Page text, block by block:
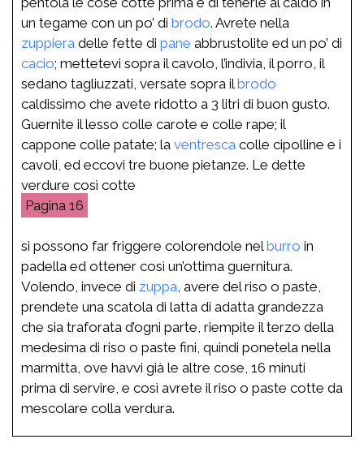
un tegame con un po’ di brodo. Avrete nella
zuppiera delle fette di pane abbrustolite ed un po’ di
cacio; mettetevi sopra il cavolo, l’indivia, il porro, il
sedano tagliuzzati, versate sopra ilbrodo
caldissimo che avete ridotto a 3 litri di buon gusto.
Guernite il lesso colle carote e colle rape; il
cappone colle patate; la ventresca colle cipolline e i
cavoli, ed eccovi tre buone pietanze. Le dette
verdure così cotte
16
si possono far friggere colorendole nelburro in
padella ed ottener così un’ottima guernitura.
Volendo, invece di zuppa , avere del riso o paste,
prendete una scatola di latta di adatta grandezza
che sia traforata d’ogni parte, riempite il terzo della
medesima di riso o paste fini, quindi ponetela nella
marmitta, ove havvi già le altre cose, 16 minuti
prima di servire, e così avrete il riso o paste cotte da
mescolare colla verdura.